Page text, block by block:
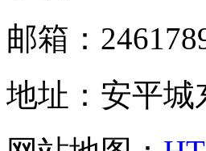
邮箱：
地址：安平城